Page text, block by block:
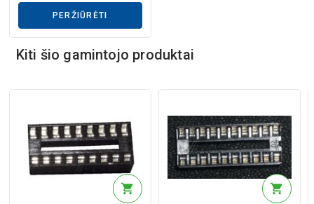
Dirbtinio intelekto aprašymas
PERŽIŪRĖTI
Kiti šio gamintojo produktai